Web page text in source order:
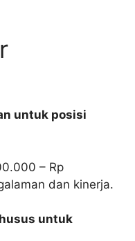
untuk posisi
– Rp
dan kinerja.
untuk